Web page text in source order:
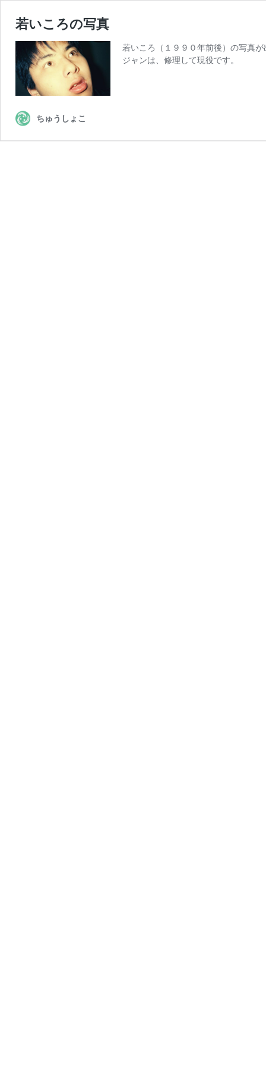
若いころの写真
若いころ（１９９０年前後）の写真
ジャンは、修理して現役です。
ちゅうしょこ